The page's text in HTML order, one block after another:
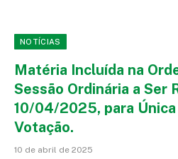
NOTÍCIAS
Matéria Incluída na
Sessão Ordinária a Ser
10/04/2025, para
Votação.
10 de abril de 2025